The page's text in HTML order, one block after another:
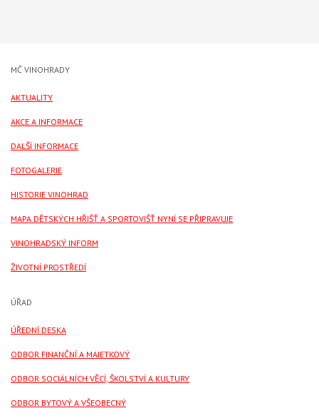
MČ VINOHRADY
AKTUALITY
AKCE A INFORMACE
DALŠÍ INFORMACE
FOTOGALERIE
HISTORIE VINOHRAD
MAPA DĚTSKÝCH HŘIŠŤ A SPORTOVIŠŤ NYNÍ SE PŘIPRAVUJE
VINOHRADSKÝ INFORM
ŽIVOTNÍ PROSTŘEDÍ
ÚŘAD
ÚŘEDNÍ DESKA
ODBOR FINANČNÍ A MAJETKOVÝ
ODBOR SOCIÁLNÍCH VĚCÍ, ŠKOLSTVÍ A KULTURY
ODBOR BYTOVÝ A VŠEOBECNÝ